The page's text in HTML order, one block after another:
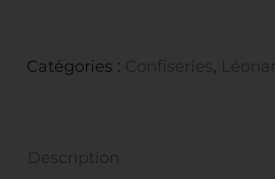
Calissons
Catégories : ,